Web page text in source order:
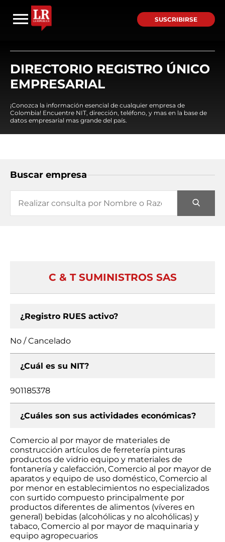
SUSCRIBIRSE
DIRECTORIO REGISTRO ÚNICO
EMPRESARIAL
¡Conozca la información esencial de cualquier empresa de
Colombia! Encuentre NIT, dirección, teléfono, y mas en la base de
datos empresarial mas grande del país.
Buscar empresa
C & T SUMINISTROS SAS
¿Registro RUES activo?
No / Cancelado
¿Cuál es su NIT?
901185378
¿Cuáles son sus actividades económicas?
Comercio al por mayor de materiales de
construcción artículos de ferretería pinturas
productos de vidrio equipo y materiales de
fontanería y calefacción, Comercio al por mayor de
aparatos y equipo de uso doméstico, Comercio al
por menor en establecimientos no especializados
con surtido compuesto principalmente por
productos diferentes de alimentos (víveres en
general) bebidas (alcohólicas y no alcohólicas) y
tabaco, Comercio al por mayor de maquinaria y
equipo agropecuarios